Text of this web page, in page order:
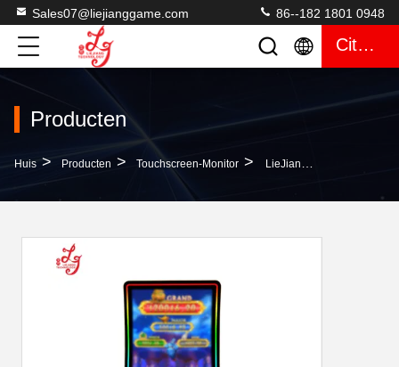
Sales07@liejianggame.com 86--182 1801 0948
Citaat
Producten
Huis > Producten > Touchscreen-Monitor > LieJiang 32 Die Duim Met Gouden Metaaltouchscreen Van De Het Videospelletjeversie Van De Monitormacht Het Programmasysteem Guangzhou Wordt Gebogen Voor Verkoop